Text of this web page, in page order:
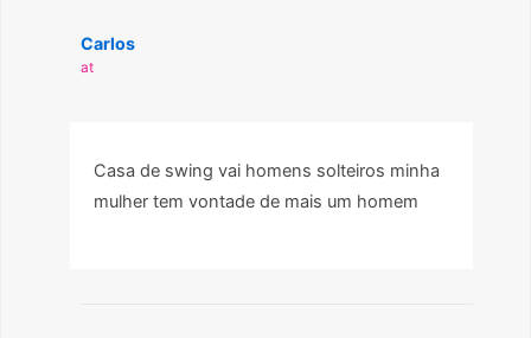
Carlos
at
Casa de swing vai homens solteiros minha
mulher tem vontade de mais um homem